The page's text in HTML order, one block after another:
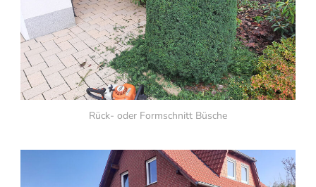
Rück- oder Formschnitt Büsche